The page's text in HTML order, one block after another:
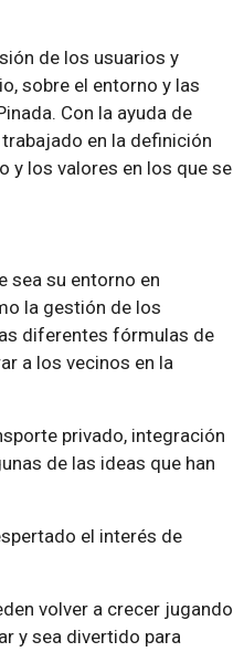
de los usuarios y
sobre el entorno y las
Con la ayuda de
en la definición
y los valores en los que se
sea su entorno en
la gestión de los
diferentes fórmulas de
a los vecinos en la
privado, integración
de las ideas que han
el interés de
volver a crecer jugando
y sea divertido para